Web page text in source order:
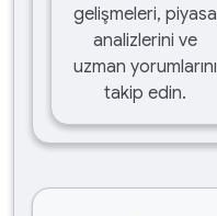
gelişmeleri, piyasa
analizlerini ve
uzman yorumlarını
takip edin.